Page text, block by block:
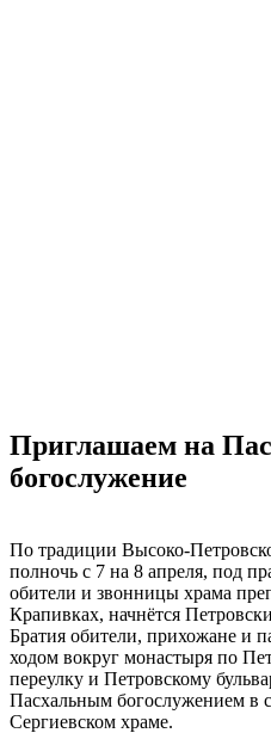
Приглашаем на
богослужение
По традиции Высоко-
полночь с 7 на 8 апреля, под
обители и звонницы храма
Крапивках, начнётся
Братия обители, прихожане и
ходом вокруг монастыря по
переулку и Петровскому
Пасхальным богослужением в
Сергиевском храме.